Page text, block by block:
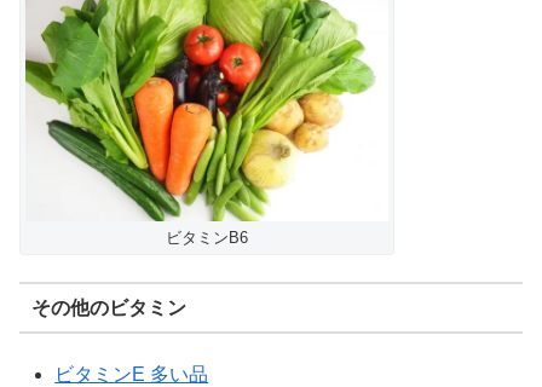
ビタミンB6
その他のビタミン
ビタミンE 多い品